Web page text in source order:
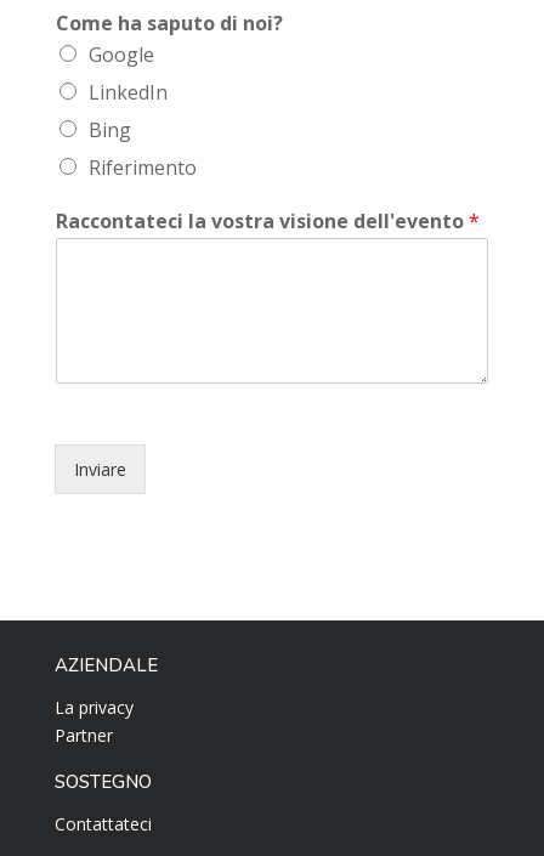
Come ha saputo di noi?
Google
LinkedIn
Bing
Riferimento
Raccontateci la vostra visione dell'evento*
Inviare
AZIENDALE
La privacy
Partner
SOSTEGNO
Contattateci